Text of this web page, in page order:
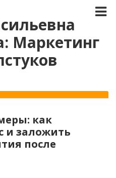
Маркетинг
как
и заложить
после